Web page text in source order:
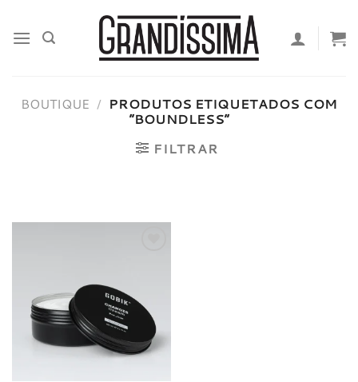
content
BOUTIQUE / PRODUTOS ETIQUETADOS COM
“BOUNDLESS”
FILTRAR